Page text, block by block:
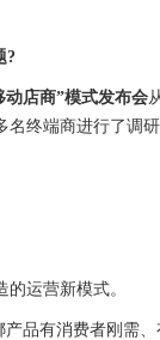
?
店商”模式发布会
终端商进行了调
运营新模式。
有消费者刚需、